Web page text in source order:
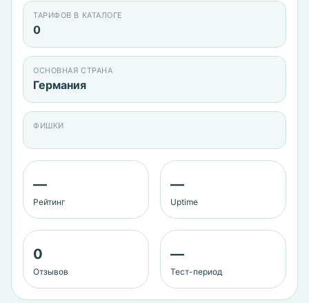
ТАРИФОВ В КАТАЛОГЕ
0
ОСНОВНАЯ СТРАНА
Германия
ФИШКИ
—
Рейтинг
—
Uptime
0
Отзывов
—
Тест-период